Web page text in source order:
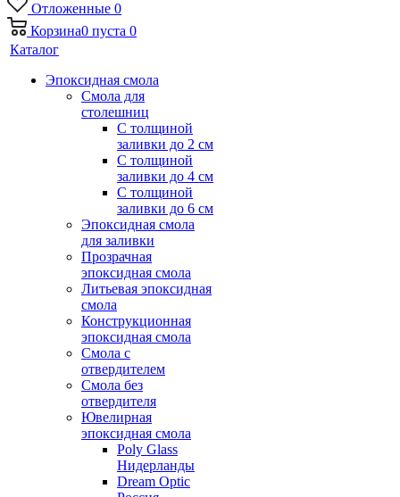
Отложенные 0
Корзина0 пуста 0
Каталог
Эпоксидная смола
Смола для
столешниц
С толщиной
заливки до 2 см
С толщиной
заливки до 4 см
С толщиной
заливки до 6 см
Эпоксидная смола
для заливки
Прозрачная
эпоксидная смола
Литьевая эпоксидная
смола
Конструкционная
эпоксидная смола
Смола с
отвердителем
Смола без
отвердителя
Ювелирная
эпоксидная смола
Poly Glass
Нидерланды
Dream Optic